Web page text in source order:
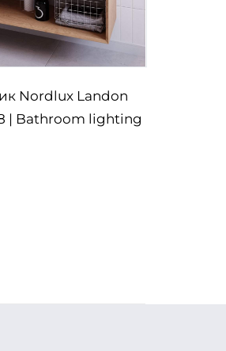
Nordlux Landon
8 | Bathroom lighting